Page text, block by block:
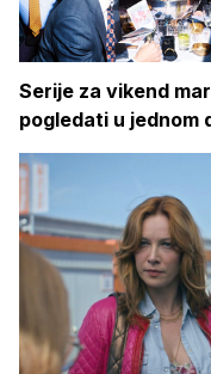
Serije za vikend
pogledati u jednom